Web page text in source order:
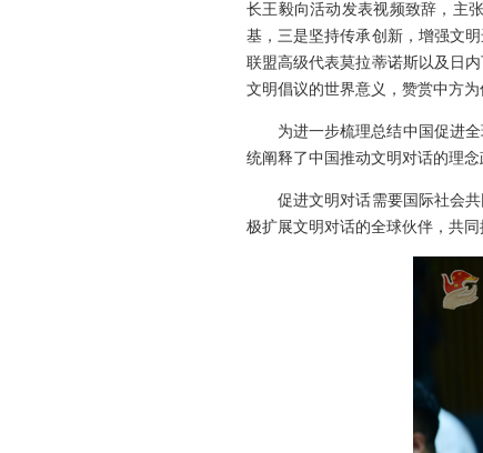
长王毅向活动发表视频致辞，主
基，三是坚持传承创新，增强文
联盟高级代表莫拉蒂诺斯以及日
文明倡议的世界意义，赞赏中方
为进一步梳理总结中国促进
统阐释了中国推动文明对话的理
促进文明对话需要国际社会
极扩展文明对话的全球伙伴，共同